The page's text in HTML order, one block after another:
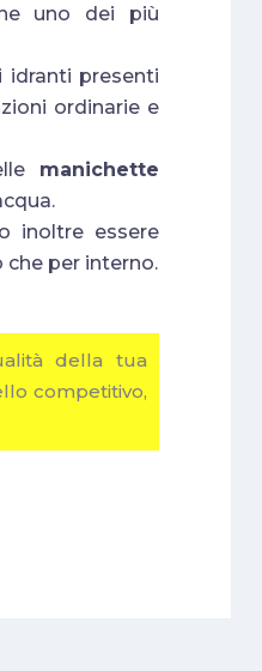
uno dei più
idranti presenti
ordinarie e
manichette
inoltre essere
che per interno.
della tua
competitivo,